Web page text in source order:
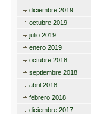
diciembre 2019
octubre 2019
julio 2019
enero 2019
octubre 2018
septiembre 2018
abril 2018
febrero 2018
diciembre 2017